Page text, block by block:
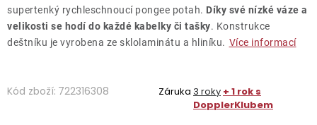
supertenký rychleschnoucí pongee potah. Díky své nízké váze a
velikosti se hodí do každé kabelky či tašky. Konstrukce
deštníku je vyrobena ze sklolaminátu a hliníku. Více informací
Kód zboží: 722316308 Záruka 3 roky + 1 rok s
DopplerKlubem